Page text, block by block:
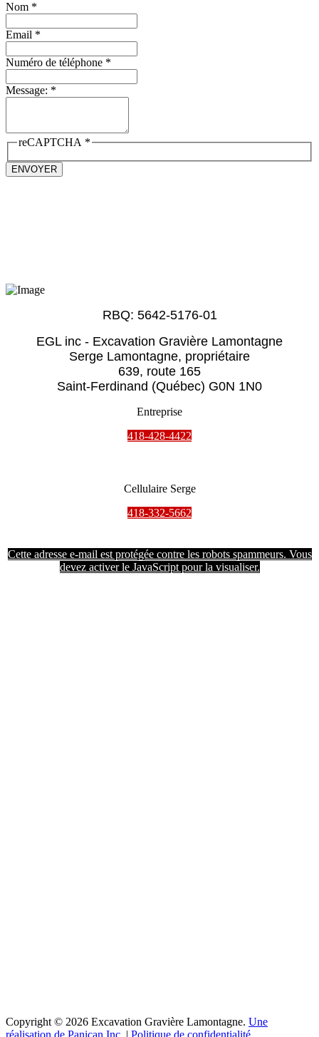
Nom *
Email *
Numéro de téléphone *
Message: *
reCAPTCHA *
ENVOYER
RBQ: 5642-5176-01
EGL inc - Excavation Gravière Lamontagne
Serge Lamontagne, propriétaire
639, route 165
Saint-Ferdinand (Québec) G0N 1N0
Entreprise
418-428-4422
Cellulaire Serge
418-332-5662
Cette adresse e-mail est protégée contre les robots spammeurs. Vous
devez activer le JavaScript pour la visualiser.
Copyright © 2026 Excavation Gravière Lamontagne. Une
réalisation de Panican Inc. | Politique de confidentialité